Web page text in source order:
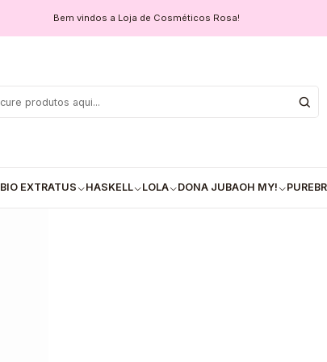
BIO EXTRATUS HASKELL LOLA DONA JUBAOH MY!
Bem vindos a Loja de Cosméticos Rosa!
L'Oréal